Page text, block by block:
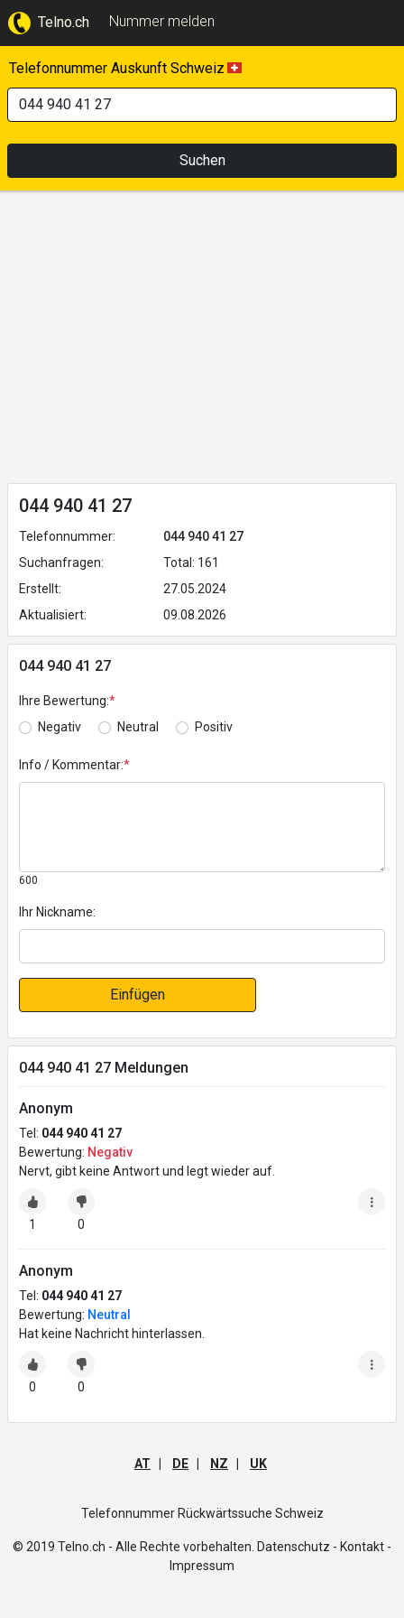
Telno.ch Nummer melden
Telefonnummer Auskunft Schweiz
Suchen
044 940 41 27
Telefonnummer:
044 940 41 27
Suchanfragen:
Total: 161
Erstellt:
27.05.2024
Aktualisiert:
09.08.2026
044 940 41 27
Ihre Bewertung:*
Negativ
Neutral Positiv
Info / Kommentar:*
600
Ihr Nickname:
Einfügen
044 940 41 27 Meldungen
Anonym
Tel: 044 940 41 27
Bewertung: Negativ
Nervt, gibt keine Antwort und legt wieder auf.
1 0
Anonym
Tel: 044 940 41 27
Bewertung: Neutral
Hat keine Nachricht hinterlassen.
0 0
AT DE NZ UK
Telefonnummer Rückwärtssuche Schweiz
© 2019 Telno.ch - Alle Rechte vorbehalten. Datenschutz - Kontakt -
Impressum